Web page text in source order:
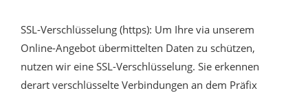
SSL-Verschlüsselung (https): Um Ihre via unserem
Online-Angebot übermittelten Daten zu schützen,
nutzen wir eine SSL-Verschlüsselung. Sie erkennen
derart verschlüsselte Verbindungen an dem Präfix